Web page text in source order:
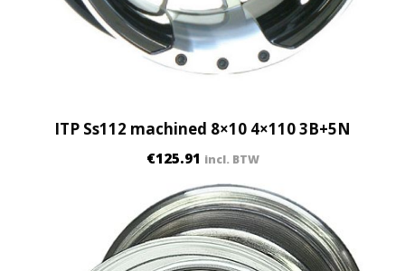
ITP Ss112 machined 8×10 4×110 3B+5N
€125.91 incl. BTW